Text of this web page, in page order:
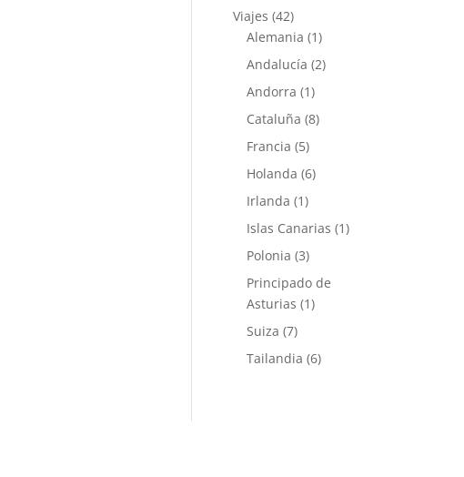
Viajes (42)
Alemania (1)
Andalucía (2)
Andorra (1)
Cataluña (8)
Francia (5)
Holanda (6)
Irlanda (1)
Islas Canarias (1)
Polonia (3)
Principado de
Asturias (1)
Suiza (7)
Tailandia (6)